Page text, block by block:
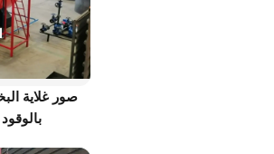
صور غلاية